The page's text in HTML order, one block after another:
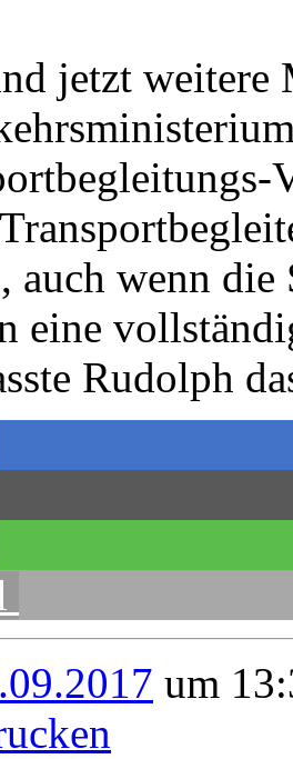
jetzt weitere
auch wenn
eine
Rudolph
um